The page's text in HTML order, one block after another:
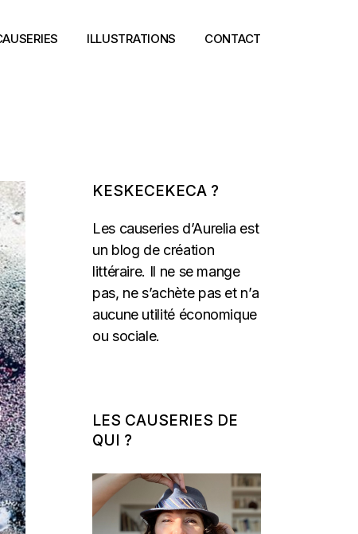
ILLUSTRATIONS CONTACT
KESKECEKECA ?
Les causeries d’Aurelia est
un blog de création
littéraire. Il ne se mange
pas, ne s’achète pas et n’a
aucune utilité économique
ou sociale.
LES CAUSERIES DE
QUI ?